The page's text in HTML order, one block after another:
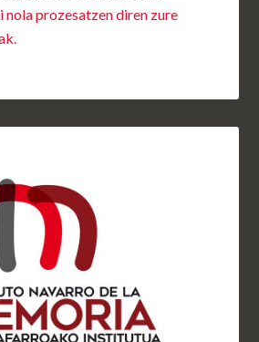
nola prozesatzen diren zure